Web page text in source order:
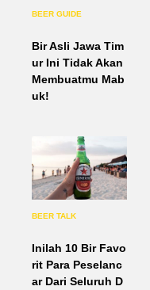
BEER GUIDE
Bir Asli Jawa Tim
ur Ini Tidak Akan
Membuatmu Mab
uk!
BEER TALK
Inilah 10 Bir Favo
rit Para Peselanc
ar Dari Seluruh D